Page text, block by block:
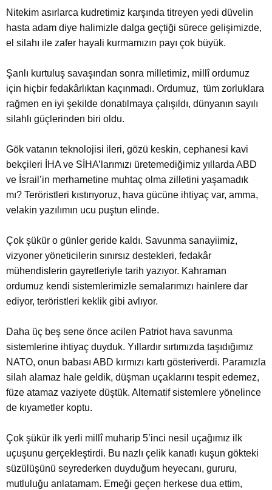
Nitekim asırlarca kudretimiz karşında titreyen yedi düvelin
hasta adam diye halimizle dalga geçtiği sürece gelişimizde,
el silahı ile zafer hayali kurmamızın payı çok büyük.
Şanlı kurtuluş savaşından sonra milletimiz, millî ordumuz
için hiçbir fedakârlıktan kaçınmadı. Ordumuz, tüm zorluklara
rağmen en iyi şekilde donatılmaya çalışıldı, dünyanın sayılı
silahlı güçlerinden biri oldu.
Gök vatanın teknolojisi ileri, gözü keskin, cephanesi kavi
bekçileri İHA ve SİHA’larımızı üretemediğimiz yıllarda ABD
ve İsrail’in merhametine muhtaç olma zilletini yaşamadık
mı? Teröristleri kıstırıyoruz, hava gücüne ihtiyaç var, amma,
velakin yazılımın ucu puştun elinde.
Çok şükür o günler geride kaldı. Savunma sanayiimiz,
vizyoner yöneticilerin sınırsız destekleri, fedakâr
mühendislerin gayretleriyle tarih yazıyor. Kahraman
ordumuz kendi sistemlerimizle semalarımızı hainlere dar
ediyor, teröristleri keklik gibi avlıyor.
Daha üç beş sene önce acilen Patriot hava savunma
sistemlerine ihtiyaç duyduk. Yıllardır sırtımızda taşıdığımız
NATO, onun babası ABD kırmızı kartı gösteriverdi. Paramızla
silah alamaz hale geldik, düşman uçaklarını tespit edemez,
füze atamaz vaziyete düştük. Alternatif sistemlere yönelince
de kıyametler koptu.
Çok şükür ilk yerli millî muharip 5’inci nesil uçağımız ilk
uçuşunu gerçekleştirdi. Bu nazlı çelik kanatlı kuşun gökteki
süzülüşünü seyrederken duyduğum heyecanı, gururu,
mutluluğu anlatamam. Emeği geçen herkese dua ettim,